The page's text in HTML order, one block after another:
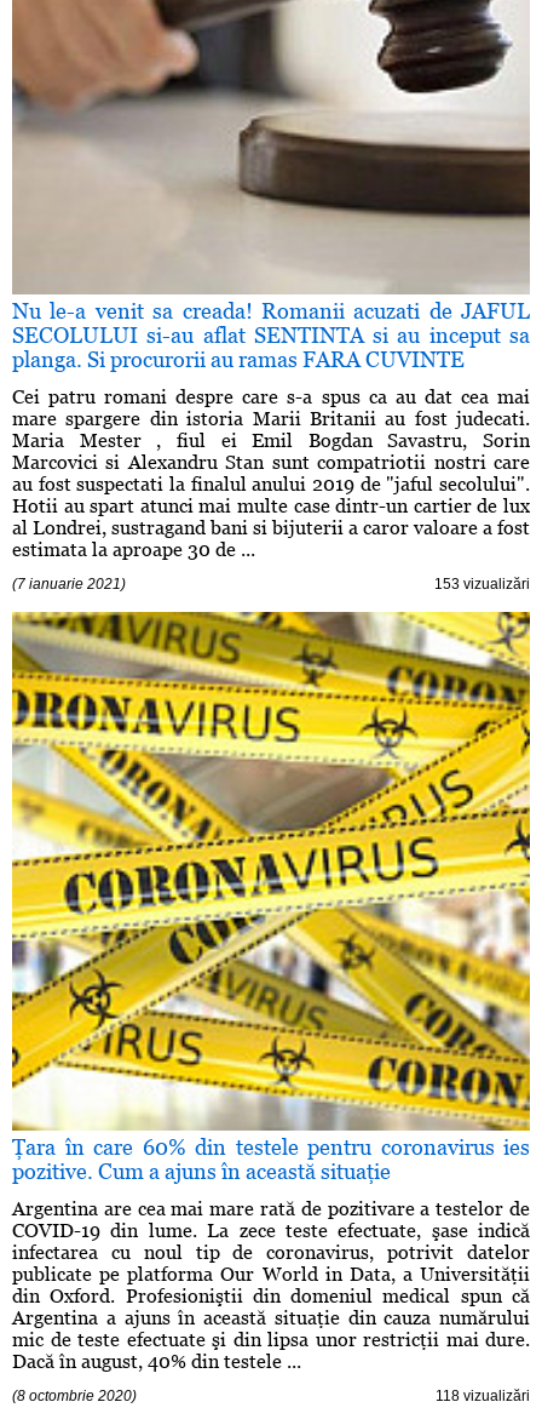
Nu le-a venit sa creada! Romanii acuzati de JAFUL
SECOLULUI si-au aflat SENTINTA si au inceput sa
planga. Si procurorii au ramas FARA CUVINTE
Cei patru romani despre care s-a spus ca au dat cea mai
mare spargere din istoria Marii Britanii au fost judecati.
Maria Mester , fiul ei Emil Bogdan Savastru, Sorin
Marcovici si Alexandru Stan sunt compatriotii nostri care
au fost suspectati la finalul anului 2019 de "jaful secolului".
Hotii au spart atunci mai multe case dintr-un cartier de lux
al Londrei, sustragand bani si bijuterii a caror valoare a fost
estimata la aproape 30 de ...
(7 ianuarie 2021) 153 vizualizări
Ţara în care 60% din testele pentru coronavirus ies
pozitive. Cum a ajuns în această situaţie
Argentina are cea mai mare rată de pozitivare a testelor de
COVID-19 din lume. La zece teste efectuate, şase indică
infectarea cu noul tip de coronavirus, potrivit datelor
publicate pe platforma Our World in Data, a Universităţii
din Oxford. Profesioniştii din domeniul medical spun că
Argentina a ajuns în această situaţie din cauza numărului
mic de teste efectuate şi din lipsa unor restricţii mai dure.
Dacă în august, 40% din testele ...
(8 octombrie 2020) 118 vizualizări